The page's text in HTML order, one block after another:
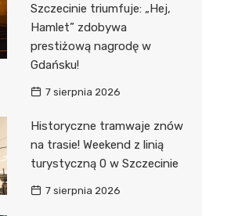
Szczecinie triumfuje: „Hej,
Hamlet” zdobywa
prestiżową nagrodę w
Gdańsku!
7 sierpnia 2026
Historyczne tramwaje znów
na trasie! Weekend z linią
turystyczną 0 w Szczecinie
7 sierpnia 2026